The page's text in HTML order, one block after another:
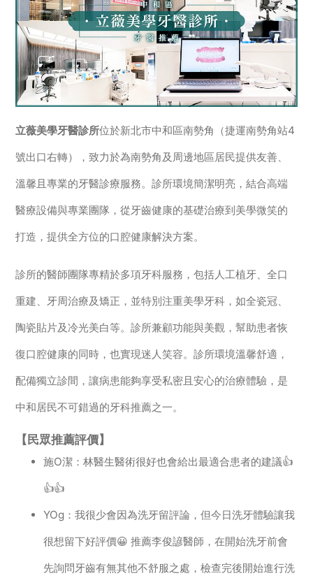
立薇美學牙醫診所位於新北市中和區南勢角（捷運南勢角站4
號出口右轉），致力於為南勢角及周邊地區居民提供友善、
溫馨且專業的牙醫診療服務。診所環境簡潔明亮，結合高端
醫療設備與專業團隊，從牙齒健康的基礎治療到美學微笑的
打造，提供全方位的口腔健康解決方案。
診所的醫師團隊專精於多項牙科服務，包括人工植牙、全口
重建、牙周治療及矯正，並特別注重美學牙科，如全瓷冠、
陶瓷貼片及冷光美白等。診所兼顧功能與美觀，幫助患者恢
復口腔健康的同時，也實現迷人笑容。診所環境溫馨舒適，
配備獨立診間，讓病患能夠享受私密且安心的治療體驗，是
中和居民不可錯過的牙科推薦之一。
【民眾推薦評價】
施O潔：林醫生醫術很好也會給出最適合患者的建議👍
👍👍
YOg：我很少會因為洗牙留評論，但今日洗牙體驗讓我
很想留下好評價😀 推薦李俊諺醫師，在開始洗牙前會
先詢問牙齒有無其他不舒服之處，檢查完後開始進行洗